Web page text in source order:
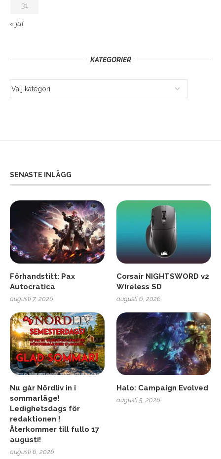
31
« jul
KATEGORIER
SENASTE INLÄGG
Förhandstitt: Pax
Autocratica
augusti 7, 2026
Corsair NIGHTSWORD v2
Wireless SD
augusti 6, 2026
Nu går Nördliv in i
sommarläge!
Ledighetsdags för
redaktionen !
Återkommer till fullo 17
augusti!
augusti 6, 2026
Halo: Campaign Evolved
augusti 5, 2026